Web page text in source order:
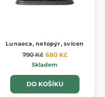
Lunaeca, netopýr, svícen
790 Kč 680 Kč
Skladem
DO KOŠÍKU